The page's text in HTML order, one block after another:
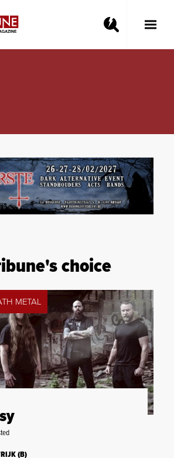
Toggle
choice
METAL
(B)